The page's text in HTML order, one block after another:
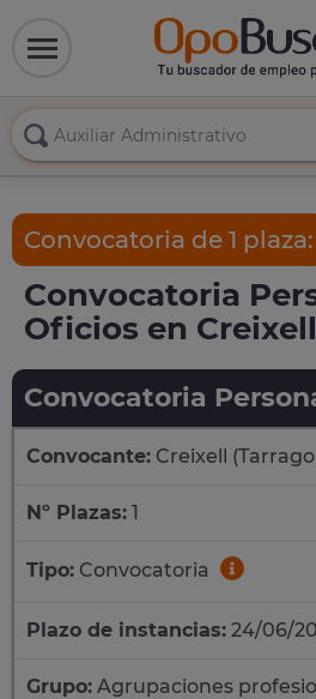
Convocatoria de 1 plaza:
Convocatoria
Oficios en
Convocatoria
Convocante: Creixell
Nº Plazas: 1
Tipo: Convocatoria
Plazo de instancias: 24/06/
Grupo: Agrupaciones